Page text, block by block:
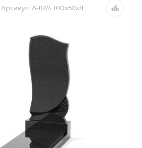
Артикул: A-82/4 100х50х8